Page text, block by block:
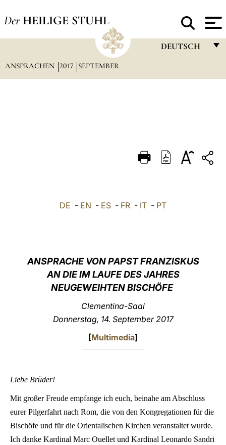
Der HEILIGE STUHL
DEUTSCH
DEUTSCH
العربيّة
ANSPRACHEN 2017 SEPTEMBER
DE - EN - ES - FR - IT - PT
ANSPRACHE VON PAPST FRANZISKUS
AN DIE IM LAUFE DES JAHRES
NEUGEWEIHTEN BISCHÖFE
Clementina-Saal
Donnerstag, 14. September 2017
[Multimedia]
Liebe Brüder!
Mit großer Freude empfange ich euch, beinahe am Abschluss
eurer Pilgerfahrt nach Rom, die von den Kongregationen für die
Bischöfe und für die Orientalischen Kirchen veranstaltet wurde.
Ich danke Kardinal Marc Ouellet und Kardinal Leonardo Sandri